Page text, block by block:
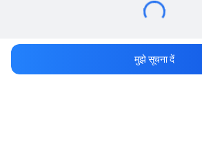
मुझे सूचना दें